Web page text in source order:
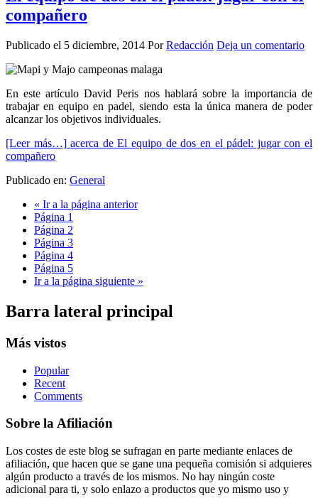
compañero
Publicado el 5 diciembre, 2014 PorRedacción Deja un comentario
En este artículo David Peris nos hablará sobre la importancia de
trabajar en equipo en padel, siendo esta la única manera de poder
alcanzar los objetivos individuales.
[Leer más…]acerca de El equipo de dos en el pádel: jugar con el
compañero
Publicado en: General
« Ir a la página anterior
Página 1
Página 2
Página 3
Página 4
Página 5
Ir a la página siguiente »
Barra lateral principal
Más vistos
Popular
Recent
Comments
Sobre la Afiliación
Los costes de este blog se sufragan en parte mediante enlaces de
afiliación, que hacen que se gane una pequeña comisión si adquieres
algún producto a través de los mismos. No hay ningún coste
adicional para ti, y solo enlazo a productos que yo mismo uso y